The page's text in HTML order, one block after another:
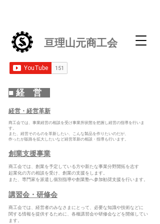
亘理山元商工会
■ 経 営
経営・経営革新
商工会では、事業経営の相談を受け事業所状態を把握し経営の指導を行いま
す。
また、経営そのものを革新したい、こんな製品を作りたいのだが、
作ったが販路を拡大したいなど経営革新の相談・指導も行います。
​創業支援事業
商工会では、創業を予定している方や新たな事業分野開拓を志す
起業化の方の相談を受け、創業の支援をします。
また、専門家を派遣し個別指導や創業塾へ参加勧奨支援を行います。
​講習会・研修会
商工会では、経営者のみなさまにとって、必要な知識や技術などに
関する情報を提供するために、各種講習会や研修会などを開催してい
ます。